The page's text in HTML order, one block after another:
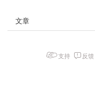
文章
支持 反馈